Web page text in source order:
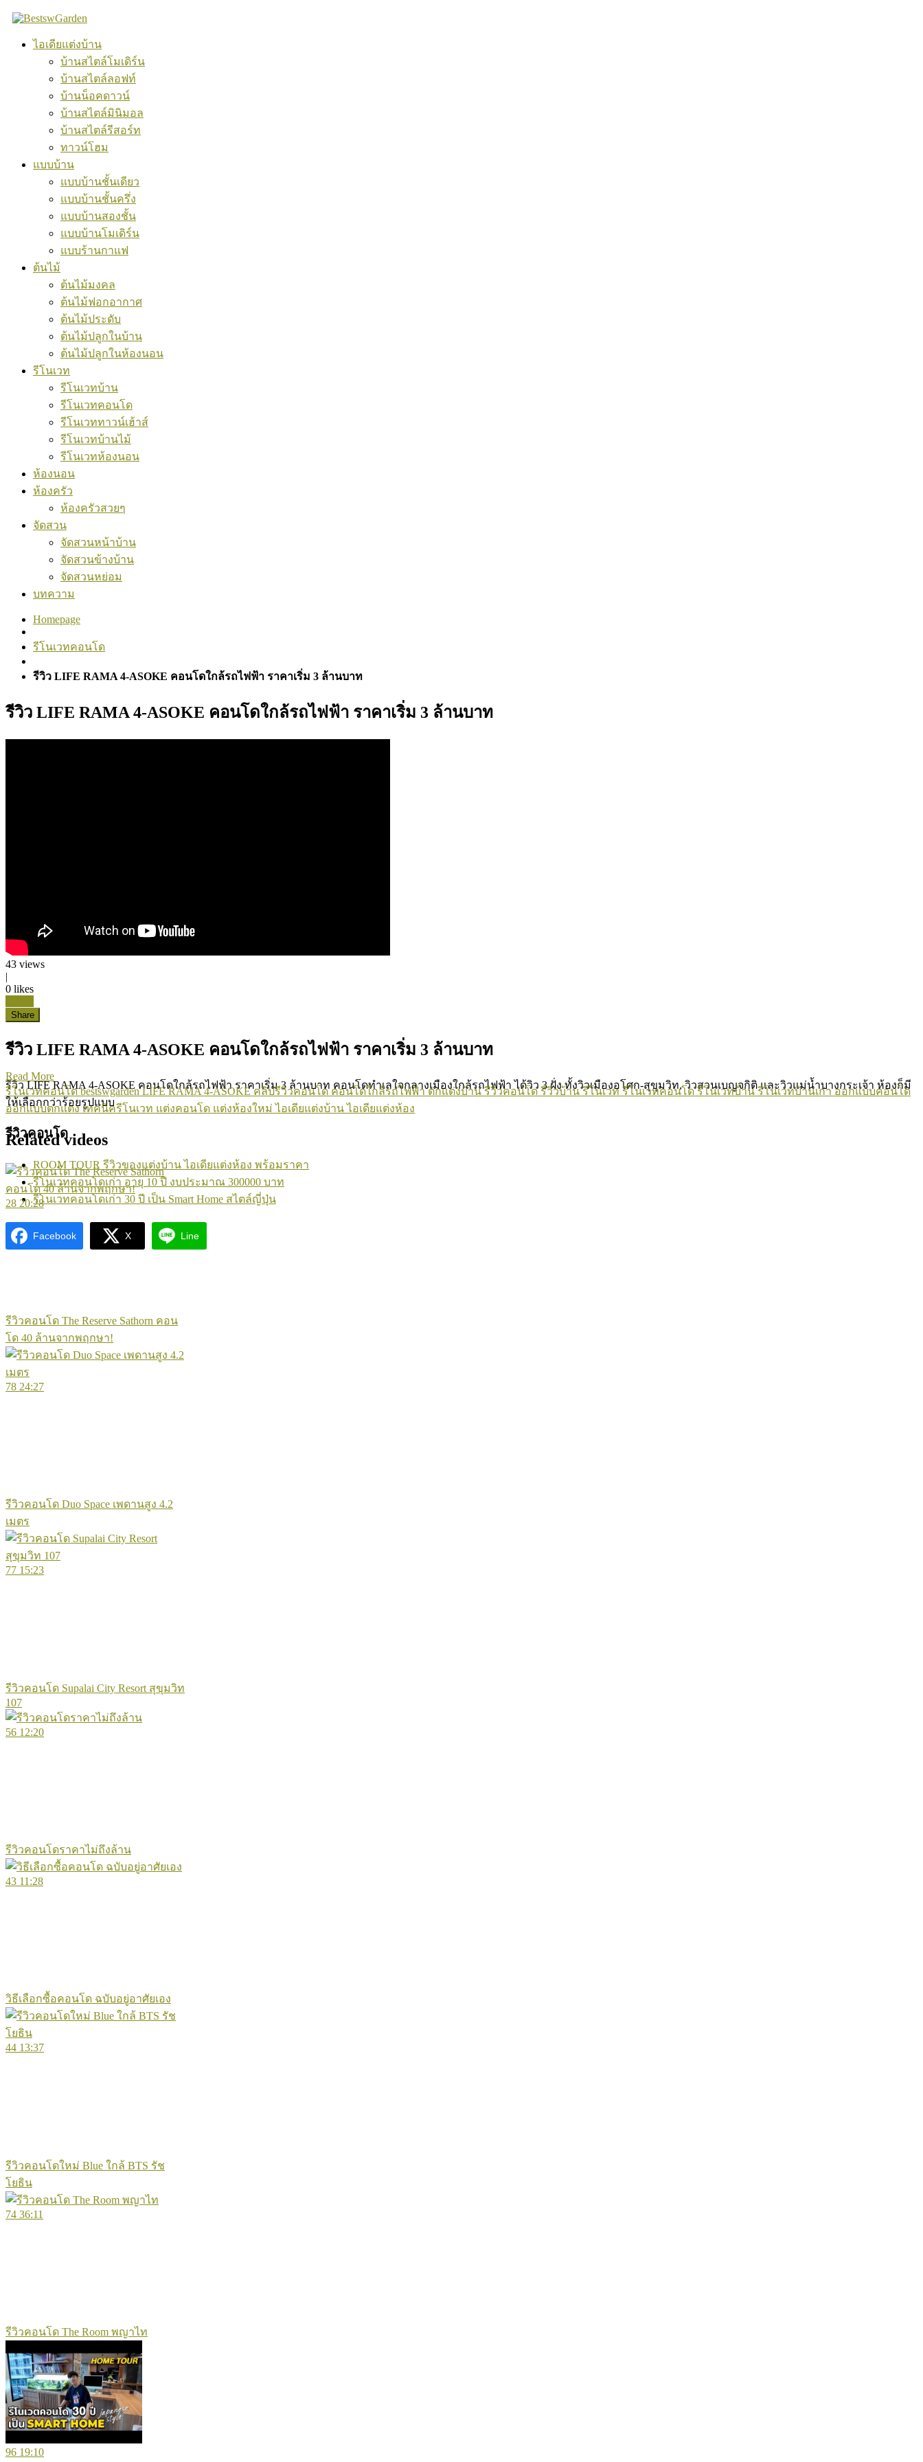
Skip
to
ไอเดียแต่งบ้าน
บ้านสไตล์โมเดิร์น
บ้านสไตล์ลอฟท์
บ้านน็อคดาวน์
บ้านสไตล์มินิมอล
บ้านสไตล์รีสอร์ท
ทาวน์โฮม
แบบบ้าน
แบบบ้านชั้นเดียว
แบบบ้านชั้นครึ่ง
แบบบ้านสองชั้น
แบบบ้านโมเดิร์น
แบบร้านกาแฟ
ต้นไม้
ต้นไม้มงคล
ต้นไม้ฟอกอากาศ
ต้นไม้ประดับ
ต้นไม้ปลูกในบ้าน
ต้นไม้ปลูกในห้องนอน
รีโนเวท
รีโนเวทบ้าน
รีโนเวทคอนโด
รีโนเวททาวน์เฮ้าส์
รีโนเวทบ้านไม้
รีโนเวทห้องนอน
ห้องนอน
ห้องครัว
ห้องครัวสวยๆ
จัดสวน
จัดสวนหน้าบ้าน
จัดสวนข้างบ้าน
จัดสวนหย่อม
บทความ
Homepage
รีโนเวทคอนโด
รีวิว LIFE RAMA 4-ASOKE คอนโดใกล้รถไฟฟ้า ราคาเริ่ม 3 ล้านบาท
รีวิว LIFE RAMA 4-ASOKE คอนโดใกล้รถไฟฟ้า ราคาเริ่ม 3 ล้านบาท
43 views
|
0 likes
Share
รีวิว LIFE RAMA 4-ASOKE คอนโดใกล้รถไฟฟ้า ราคาเริ่ม 3 ล้านบาท
รีวิว LIFE RAMA 4-ASOKE คอนโดใกล้รถไฟฟ้า ราคาเริ่ม 3 ล้านบาท คอนโดทำเลใจกลางเมืองใกล้รถไฟฟ้า ได้วิว 3 ฝั่ง ทั้งวิวเมืองอโศก-สุขุมวิท, วิวสวนเบญจกิติ และวิวแม่น้ำบางกระเจ้า ห้องก็มี
ให้เลือกกว่าร้อยรูปแบบ
รีวิวคอนโด
ROOM TOUR รีวิวของแต่งบ้าน ไอเดียแต่งห้อง พร้อมราคา
รีโนเวทคอนโดเก่า อายุ 10 ปี งบประมาณ 300000 บาท
รีโนเวทคอนโดเก่า 30 ปี เป็น Smart Home สไตล์ญี่ปุ่น
Facebook X Line
Read More
รีโนเวทคอนโดbestswgardenLIFE RAMA 4-ASOKEคลิปรีวิวคอนโดคอนโดใกล้รถไฟฟ้าตกแต่งบ้านรีวิวคอนโดรีวิวบ้านรีโนเวท รีโนเวทคอนโดรีโนเวทบ้านรีโนเวทบ้านเก่าออกแบบคอนโด
ออกแบบตกแต่งเทคนิครีโนเวท แต่งคอนโด แต่งห้องใหม่ ไอเดียแต่งบ้านไอเดียแต่งห้อง
Related videos
28 20:28
รีวิวคอนโด The Reserve Sathorn คอน
โด 40 ล้านจากพฤกษา!
78 24:27
รีวิวคอนโด Duo Space เพดานสูง 4.2
เมตร
77 15:23
รีวิวคอนโด Supalai City Resort สุขุมวิท
107
56 12:20
รีวิวคอนโดราคาไม่ถึงล้าน
43 11:28
วิธีเลือกซื้อคอนโด ฉบับอยู่อาศัยเอง
44 13:37
รีวิวคอนโดใหม่ Blue ใกล้ BTS รัช
โยธิน
74 36:11
รีวิวคอนโด The Room พญาไท
96 19:10